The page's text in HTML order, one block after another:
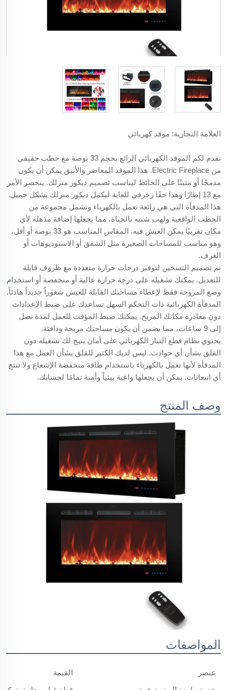
العلامة التجارية: موقد كهربائي
نقدم لكم الموقد الكهربائي الرائع بحجم 33 بوصة مع حطب حقيقي
من Electric Fireplace. هذا الموقد المعاصر والأنيق يمكن أن يكون
مدمجًا أو مثبتًا على الحائط ليناسب تصميم ديكور منزلك. ينحصر الأمر
مع 13 إطارًا وهذا حقًا زخرفي للغاية ليكمل ديكور منزلك بشكل جميل.
هذا المدفأة التي هي رائعة تعمل بالكهرباء وتشمل مجموعة من
الحطب الواقعية ولهب شبيه بالحياة، مما يجعلها إضافة مذهلة لأي
مكان تقريبًا يمكن العيش فيه. المقاس المناسب هو 33 بوصة أو أقل،
وهو مناسب للمساحات الصغيرة مثل الشقق أو الاستوديوهات أو
الغرف.
تم تصميم التسخين لتوفير درجات حرارة متعددة مع ظروف قابلة
للتعديل. يمكنك تشغيله على درجة حرارة عالية أو منخفضة أو استخدام
وضع المروحة فقط لإعطاء مساحتك القابلة للعيش شعوراً جديداً هادئاً.
المدفأة الكهربائية ذات التحكم السهل تساعدك على ضبط الإعدادات
دون مغادرة مكانك المريح. يمكنك ضبط المؤقت للعمل لمدة تصل
إلى 9 ساعات، مما يضمن أن يكون مساحتك مريحة ودافئة.
يحتوي نظام قطع التيار الكهربائي على أمان يتيح لك تشغيله دون
القلق بشأن أي حوادث. ليس لديك الكثير للقلق بشأن العمل مع هذا
المدفأة لأنها تعمل بالكهرباء باستخدام طاقة منخفضة الإشعاع ولا تنتج
أي انبعاثات. يمكن أن يجعلها واعية بيئياً وأمنة تمامًا لحسابك.
وصف المنتج
المواصفات
عنصر
القيمة